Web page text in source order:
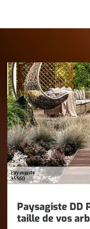
Paysagiste DD
taille de vos